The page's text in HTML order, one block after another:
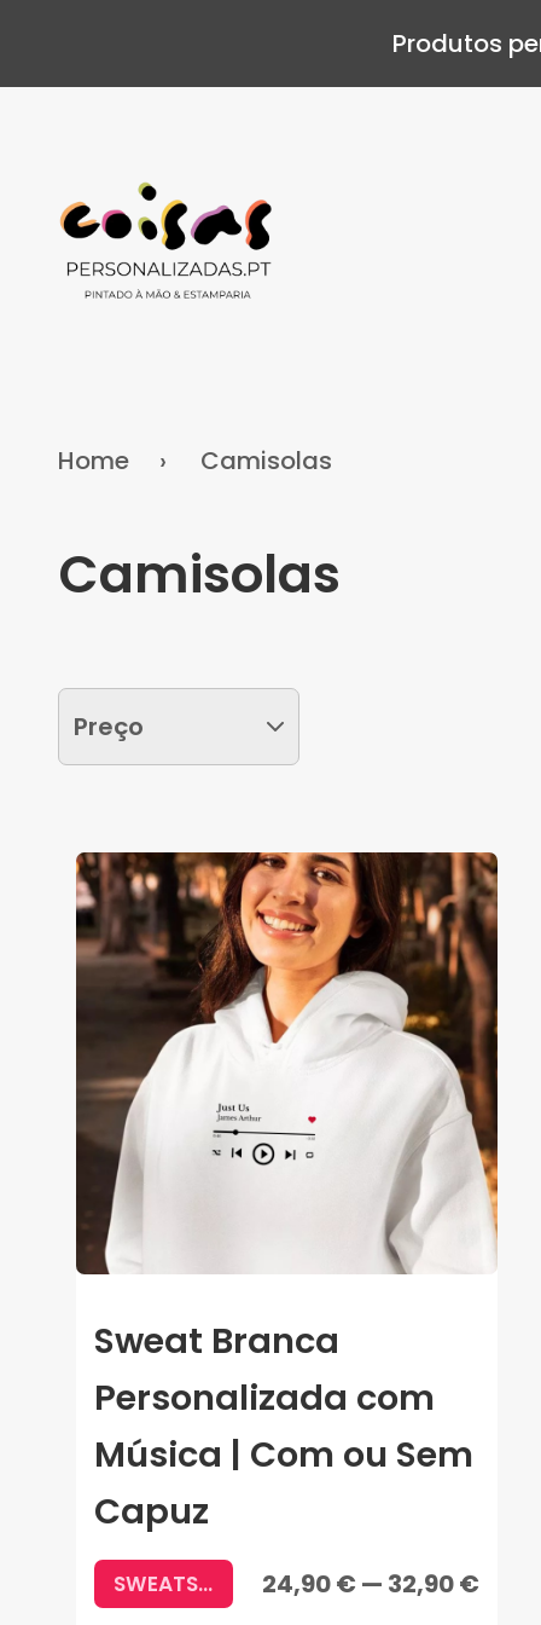
Produtos
Home Camisolas
Camisolas
Preço
Sweat Branca
Personalizada com
Música | Com ou Sem
Capuz
SWEATS COM FRASES 24,90 € — 32,90 €